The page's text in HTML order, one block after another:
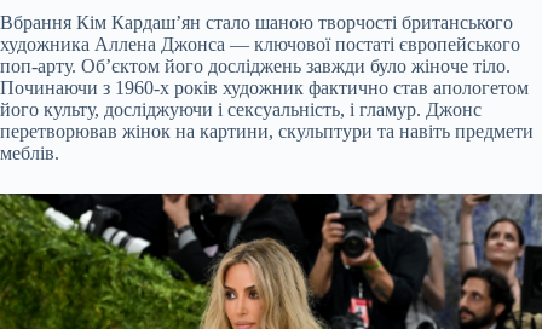
Вбрання Кім Кардаш’ян стало шаною творчості британського
художника Аллена Джонса — ключової постаті європейського
поп-арту. Об’єктом його досліджень завжди було жіноче тіло.
Починаючи з 1960-х років художник фактично став апологетом
його культу, досліджуючи і сексуальність, і гламур. Джонс
перетворював жінок на картини, скульптури та навіть предмети
меблів.